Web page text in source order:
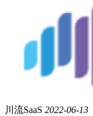
川流SaaS 2022-06-13